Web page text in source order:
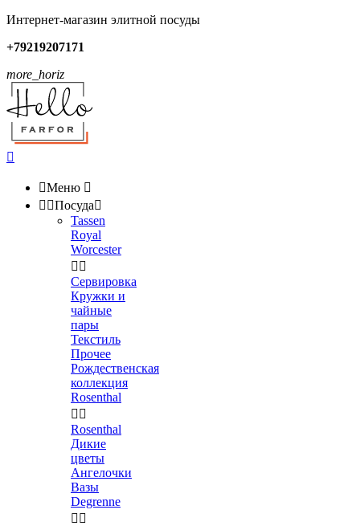
Интернет-магазин элитной посуды
+79219207171
more_horiz

Меню 
 Посуда
Tassen
Royal
Worcester
 
Сервировка
Кружки и
чайные
пары
Текстиль
Прочее
Рождественская
коллекция
Rosenthal
 
Rosenthal
Дикие
цветы
Ангелочки
Вазы
Degrenne
 